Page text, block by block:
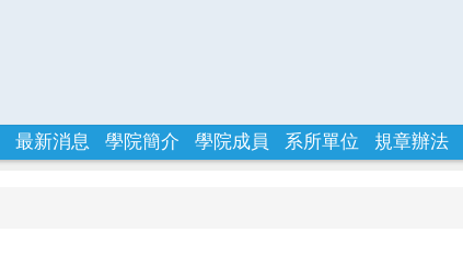
規章辦法
系所單位
學院成員
學院簡介
最新消息